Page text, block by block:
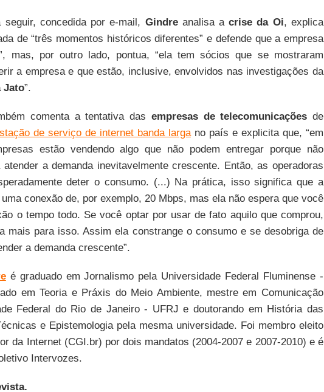
seguir, concedida por e-mail, Gindreanalisa acrise da Oi, explica
de “três momentos históricos diferentes” e defende que a empresa
mas, por outro lado, pontua, “ela tem sócios que se mostraram
a empresa e que estão, inclusive, envolvidos nas investigações da
Jato”.
comenta a tentativa das empresas de telecomunicações de
de serviço de internet banda largano país e explicita que, “em
estão vendendo algo que não podem entregar porque não
atender a demanda inevitavelmente crescente. Então, as operadoras
deter o consumo. (...) Na prática, isso significa que a
conexão de, por exemplo, 20 Mbps, mas ela não espera que você
o tempo todo. Se você optar por usar de fato aquilo que comprou,
mais para isso. Assim ela constrange o consumo e se desobriga de
a demanda crescente”.
é graduado em Jornalismo pela Universidade Federal Fluminense -
em Teoria e Práxis do Meio Ambiente, mestre em Comunicação
Federal do Rio de Janeiro - UFRJ e doutorando em História das
e Epistemologia pela mesma universidade. Foi membro eleito
da Internet (CGI.br) por dois mandatos (2004-2007 e 2007-2010) e é
Intervozes.